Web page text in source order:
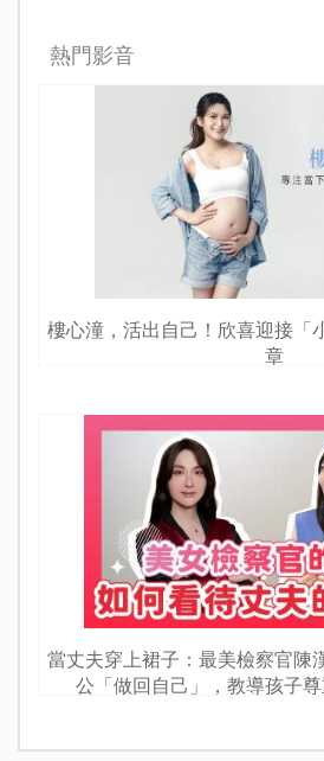
熱門影音
樓心潼，活出自己！欣喜迎接「
章
當丈夫穿上裙子：最美檢察官陳
公「做回自己」，教導孩子